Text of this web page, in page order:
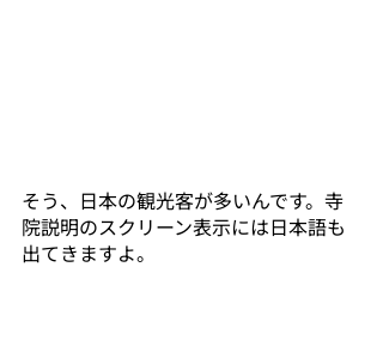
そう、日本の観光客が多いんです。寺
院説明のスクリーン表示には日本語も
出てきますよ。